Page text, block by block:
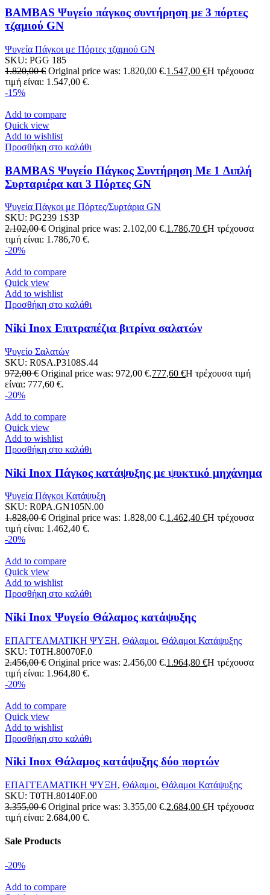
BAMBAS Ψυγείο πάγκος συντήρηση με 3 πόρτες
τζαμιού GN
Ψυγεία Πάγκοι με Πόρτες τζαμιού GN
SKU: PGG 185
1.820,00€ Original price was: 1.820,00 €.1.547,00 €Η τρέχουσα
τιμή είναι: 1.547,00 €.
-15%
Add to compare
Quick view
Add to wishlist
Προσθήκη στο καλάθι
BAMBAS Ψυγείο Πάγκος Συντήρηση Με 1 Διπλή
Συρταριέρα και 3 Πόρτες GN
Ψυγεία Πάγκοι με Πόρτες/Συρτάρια GN
SKU: PG239 1S3P
2.102,00€ Original price was: 2.102,00 €.1.786,70 €Η τρέχουσα
τιμή είναι: 1.786,70 €.
-20%
Add to compare
Quick view
Add to wishlist
Προσθήκη στο καλάθι
Niki Inox Επιτραπέζια βιτρίνα σαλατών
Ψυγείο Σαλατών
SKU: R0SA.P3108S.44
972,00€ Original price was: 972,00 €.777,60 €Η τρέχουσα τιμή
είναι: 777,60 €.
-20%
Add to compare
Quick view
Add to wishlist
Προσθήκη στο καλάθι
Niki Inox Πάγκος κατάψυξης με ψυκτικό μηχάνημα
Ψυγεία Πάγκοι Κατάψυξη
SKU: R0PA.GN105N.00
1.828,00€ Original price was: 1.828,00 €.1.462,40 €Η τρέχουσα
τιμή είναι: 1.462,40 €.
-20%
Add to compare
Quick view
Add to wishlist
Προσθήκη στο καλάθι
Niki Inox Ψυγείο Θάλαμος κατάψυξης
ΕΠΑΓΓΕΛΜΑΤΙΚΗ ΨΥΞΗ, Θάλαμοι, Θάλαμοι Κατάψυξης
SKU: T0TH.80070F.0
2.456,00€ Original price was: 2.456,00 €.1.964,80 €Η τρέχουσα
τιμή είναι: 1.964,80 €.
-20%
Add to compare
Quick view
Add to wishlist
Προσθήκη στο καλάθι
Niki Inox Θάλαμος κατάψυξης δύο πορτών
ΕΠΑΓΓΕΛΜΑΤΙΚΗ ΨΥΞΗ, Θάλαμοι, Θάλαμοι Κατάψυξης
SKU: T0TH.80140F.00
3.355,00€ Original price was: 3.355,00 €.2.684,00 €Η τρέχουσα
τιμή είναι: 2.684,00 €.
Sale Products
-20%
Add to compare